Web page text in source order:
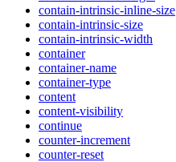
contain-intrinsic-inline-size
contain-intrinsic-size
contain-intrinsic-width
container
container-name
container-type
content
content-visibility
continue
counter-increment
counter-reset